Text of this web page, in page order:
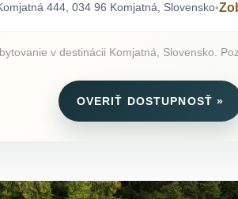
444, 034 96 Komjatná, Slovensko•
v destinácii Komjatná, Slovensko.
OVERIŤ DOSTUPNOSŤ »